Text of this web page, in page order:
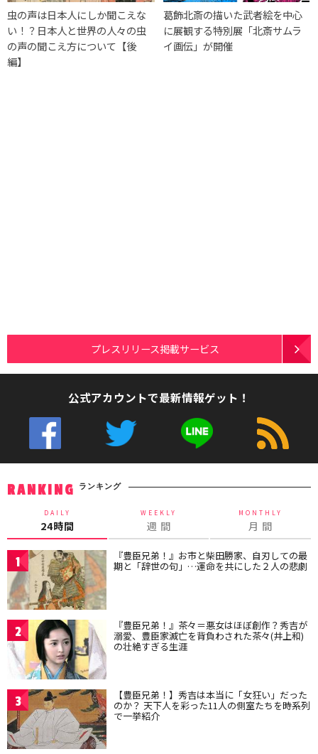
虫の声は日本人にしか聞こえな
い！？日本人と世界の人々の虫
の声の聞こえ方について【後
編】
葛飾北斎の描いた武者絵を中心
に展観する特別展「北斎サムラ
イ画伝」が開催
プレスリリース掲載サービス
公式アカウントで最新情報ゲット！
RANKING ランキング
DAILY
24時間
WEEKLY
週 間
MONTHLY
月 間
1 『豊臣兄弟！』お市と柴田勝家、自刃しての最
期と「辞世の句」…運命を共にした２人の悲劇
2 『豊臣兄弟！』茶々＝悪女はほぼ創作？秀吉が
溺愛、豊臣家滅亡を背負わされた茶々(井上和)
の壮絶すぎる生涯
3 【豊臣兄弟！】秀吉は本当に「女狂い」だった
のか？ 天下人を彩った11人の側室たちを時系列
で一挙紹介